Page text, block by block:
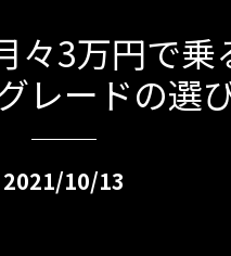
々3万円で乗
レードの選
2021/10/13